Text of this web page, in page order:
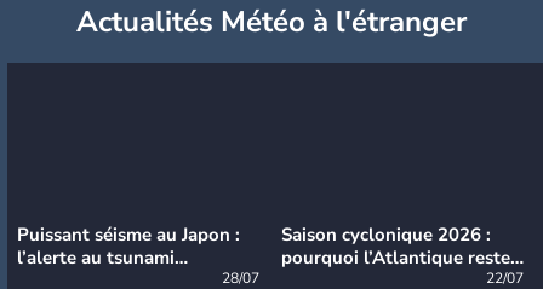
Actualités Météo à l'étranger
Puissant séisme au Japon :
l’alerte au tsunami
28/07
Saison cyclonique 2026 :
pourquoi l’Atlantique reste
22/07